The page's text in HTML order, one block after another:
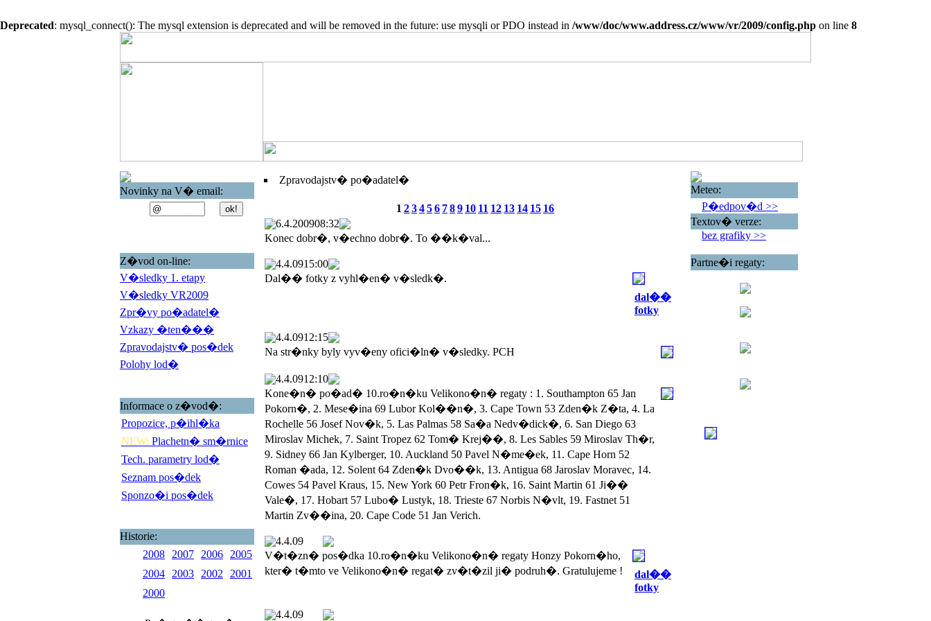
Deprecated: mysql_connect(): The mysql extension is deprecated and will be removed in the future: use mysqli or PDO instead in /www/doc/www.address.cz/www/vr/2009/config.php on line 8
Novinky na V� email:
Z�vod on-line:
V�sledky 1. etapy
V�sledky VR2009
Zpr�vy po�adatel�
Vzkazy �ten���
Zpravodajstv� pos�dek
Polohy lod�
Informace o z�vod�:
Propozice, p�ihl�ka
NEW: Plachetn� sm�rnice
Tech. parametry lod�
Seznam pos�dek
Sponzo�i pos�dek
Historie:
2008
2007 2006
2005
2004
2003 2002
2001
2000
Zpravodajstv� po�adatel�
1 23456 789 10 11 12 13 14 15 16
6.4.200908:32
Konec dobr�, v�echno dobr�. To ��k�val...
4.4.0915:00
Dal�� fotky z vyhl�en� v�sledk�.
dal��
fotky
4.4.0912:15
Na str�nky byly vyv�eny ofici�ln� v�sledky. PCH
4.4.0912:10
Kone�n� po�ad� 10.ro�n�ku Velikono�n� regaty : 1. Southampton 65 Jan
Pokorn�, 2. Mese�ina 69 Lubor Kol��n�, 3. Cape Town 53 Zden�k Z�ta, 4. La
Rochelle 56 Josef Nov�k, 5. Las Palmas 58 Sa�a Nedv�dick�, 6. San Diego 63
Miroslav Michek, 7. Saint Tropez 62 Tom� Krej��, 8. Les Sables 59 Miroslav Th�r,
9. Sidney 66 Jan Kylberger, 10. Auckland 50 Pavel N�me�ek, 11. Cape Horn 52
Roman �ada, 12. Solent 64 Zden�k Dvo��k, 13. Antigua 68 Jaroslav Moravec, 14.
Cowes 54 Pavel Kraus, 15. New York 60 Petr Fron�k, 16. Saint Martin 61 Ji��
Vale�, 17. Hobart 57 Lubo� Lustyk, 18. Trieste 67 Norbis N�vlt, 19. Fastnet 51
Martin Zv��ina, 20. Cape Code 51 Jan Verich.
4.4.09
V�t�zn� pos�dka 10.ro�n�ku Velikono�n� regaty Honzy Pokorn�ho,
kter� t�mto ve Velikono�n� regat� zv�t�zil ji� podruh�. Gratulujeme !
dal��
fotky
4.4.09
Meteo:
P�edpov�d >>
Textov� verze:
bez grafiky >>
Partne�i regaty: